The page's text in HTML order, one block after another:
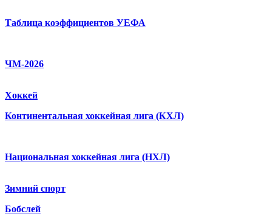
Таблица коэффициентов УЕФА
ЧМ-2026
Хоккей
Континентальная хоккейная лига (КХЛ)
Национальная хоккейная лига (НХЛ)
Зимний спорт
Бобслей